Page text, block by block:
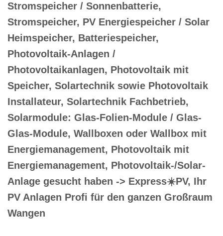
Stromspeicher / Sonnenbatterie,
Stromspeicher, PV Energiespeicher / Solar
Heimspeicher, Batteriespeicher,
Photovoltaik-Anlagen /
Photovoltaikanlagen, Photovoltaik mit
Speicher, Solartechnik sowie Photovoltaik
Installateur, Solartechnik Fachbetrieb,
Solarmodule: Glas-Folien-Module / Glas-
Glas-Module, Wallboxen oder Wallbox mit
Energiemanagement, Photovoltaik mit
Energiemanagement, Photovoltaik-/Solar-
Anlage gesucht haben -> Express☀️PV️, Ihr
PV Anlagen Profi für den ganzen Großraum
Wangen